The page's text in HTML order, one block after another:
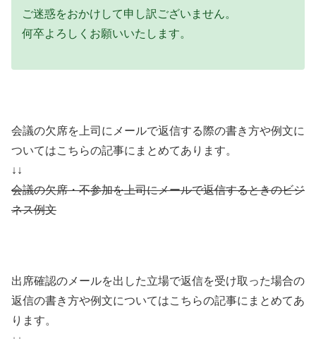
ご迷惑をおかけして申し訳ございません。
何卒よろしくお願いいたします。
会議の欠席を上司にメールで返信する際の書き方や例文に
ついてはこちらの記事にまとめてあります。
↓↓
会議の欠席・不参加を上司にメールで返信するときのビジ
ネス例文
出席確認のメールを出した立場で返信を受け取った場合の
返信の書き方や例文についてはこちらの記事にまとめてあ
ります。